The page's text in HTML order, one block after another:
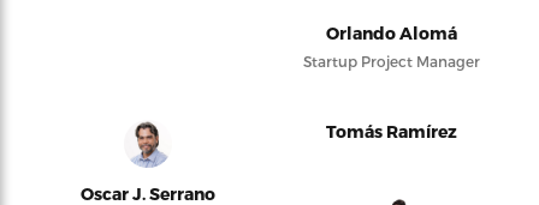
Orlando Alomá
Startup Project Manager
Oscar J. Serrano
Tomás Ramírez